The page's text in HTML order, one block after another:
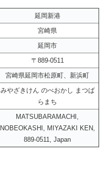
延岡新港
宮崎県
延岡市
〒889-0511
宮崎県延岡市松原町、新浜町
みやざきけん のべおかし まつば
らまち
MATSUBARAMACHI,
NOBEOKASHI, MIYAZAKI KEN,
889-0511, Japan